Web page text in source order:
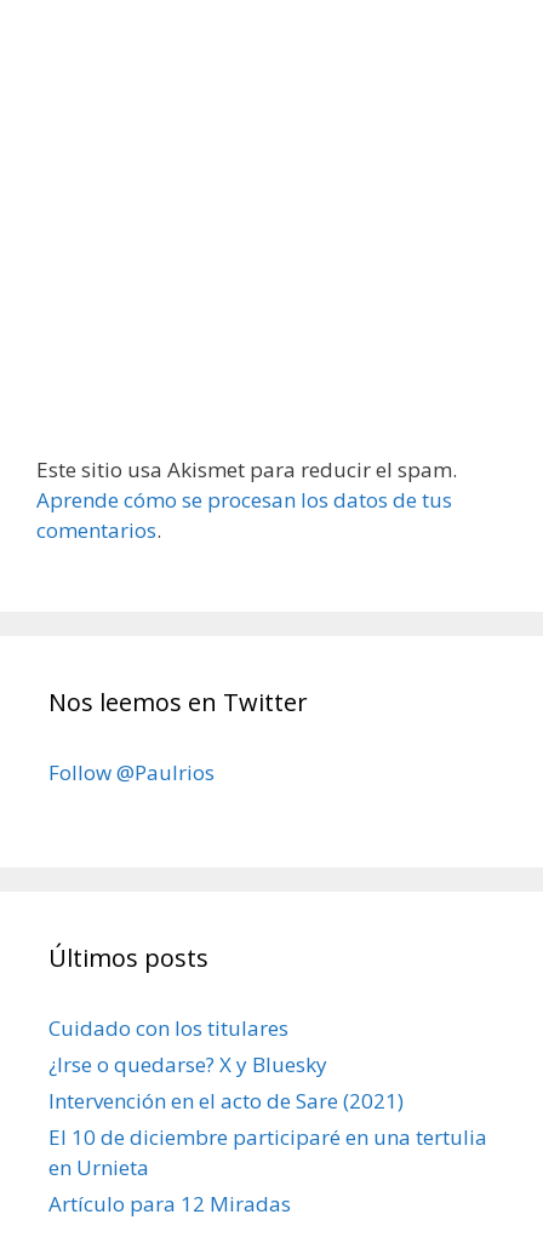
Este sitio usa Akismet para reducir el spam.
Aprende cómo se procesan los datos de tus
comentarios.
Nos leemos en Twitter
Follow @Paulrios
Últimos posts
Cuidado con los titulares
¿Irse o quedarse? X y Bluesky
Intervención en el acto de Sare (2021)
El 10 de diciembre participaré en una tertulia
en Urnieta
Artículo para 12 Miradas